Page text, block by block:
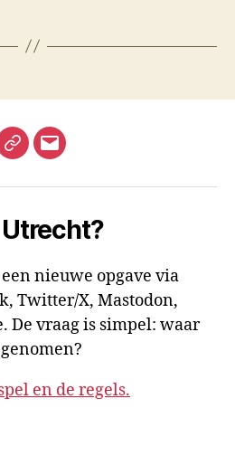
Bluesky
E-
nieuwe opgave via
Twitter/X, Mastodon,
De vraag is simpel: waar
en de regels.